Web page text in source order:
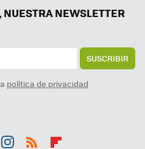
NEWSLETTER
SUSCRIBIR
política de privacidad